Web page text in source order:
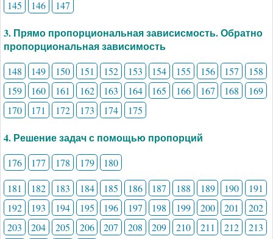
145
146 147
3. Прямо пропорциональная зависисмость. Обратно
пропорциональная зависимость
148 149 150 151 152 153 154 155 156 157
158
159
160 161 162 163 164 165 166 167 168
169
170
171 172 173 174 175
4. Решение задач с помощью пропорций
176 177 178 179
180
181
182 183 184 185 186 187 188 189 190
191
192
193 194 195 196 197 198 199 200 201
202
203
204 205 206 207 208 209 210 211 212
213